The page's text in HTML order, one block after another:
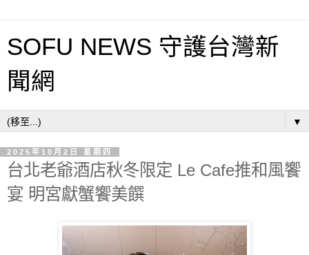
SOFU NEWS 守護台灣新
聞網
▼
2025年10月2日 星期四
台北老爺酒店秋冬限定 Le Cafe推和風饗
宴 明宮獻蟹饗美饌